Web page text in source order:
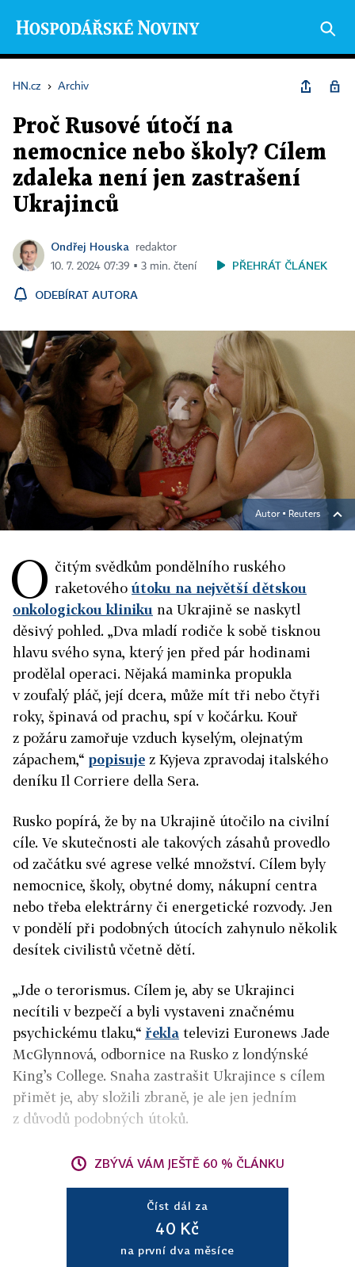
HN.cz › Archiv
Proč Rusové útočí na
nemocnice nebo školy? Cílem
zdaleka není jen zastrašení
Ukrajinců
Ondřej Houska
redaktor
10. 7. 2024 07:39 ▪ 3 min. čtení
PŘEHRÁT ČLÁNEK
ODEBÍRAT AUTORA
Autor ▪ Reuters
O čitým svědkům pondělního ruského
raketovéhoútoku na největší dětskou
onkologickou kliniku na Ukrajině se naskytl
děsivý pohled. „Dva mladí rodiče k sobě tisknou
hlavu svého syna, který jen před pár hodinami
prodělal operaci. Nějaká maminka propukla
v zoufalý pláč, její dcera, může mít tři nebo čtyři
roky, špinavá od prachu, spí v kočárku. Kouř
z požáru zamořuje vzduch kyselým, olejnatým
zápachem,“ popisuje z Kyjeva zpravodaj italského
deníku Il Corriere della Sera.
Rusko popírá, že by na Ukrajině útočilo na civilní
cíle. Ve skutečnosti ale takových zásahů provedlo
od začátku své agrese velké množství. Cílem byly
nemocnice, školy, obytné domy, nákupní centra
nebo třeba elektrárny či energetické rozvody. Jen
v pondělí při podobných útocích zahynulo několik
desítek civilistů včetně dětí.
„Jde o terorismus. Cílem je, aby se Ukrajinci
necítili v bezpečí a byli vystaveni značnému
psychickému tlaku,“ řekla televizi Euronews Jade
McGlynnová, odbornice na Rusko z londýnské
King’s College. Snaha zastrašit Ukrajince s cílem
přimět je, aby složili zbraně, je ale jen jedním
z důvodů podobných útoků.
ZBÝVÁ VÁM JEŠTĚ 60 % ČLÁNKU
Číst dál za
40 Kč
na první dva měsíce